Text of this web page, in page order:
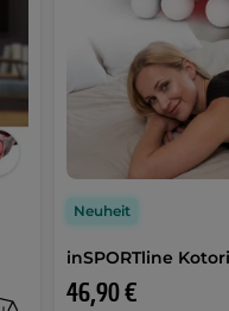
inSPORTline
46,90 €
Neuheit